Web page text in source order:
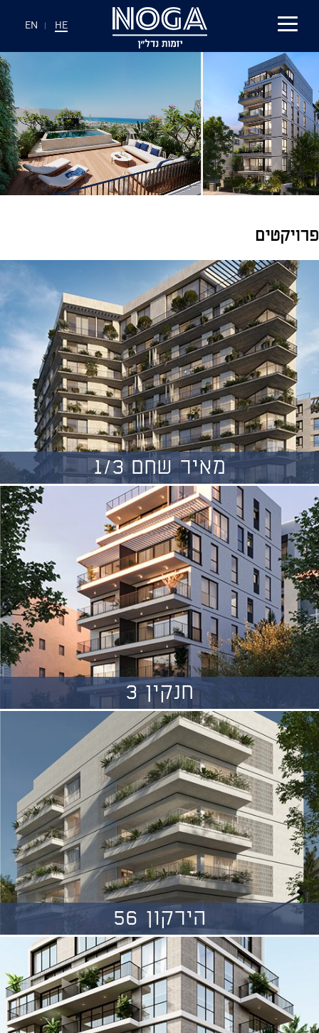
EN | HE
מאיר שחם 1/3
חנקין 3
הירקון 56